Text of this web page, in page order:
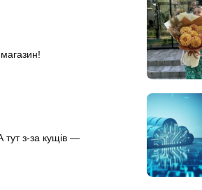
тут з-за кущів —